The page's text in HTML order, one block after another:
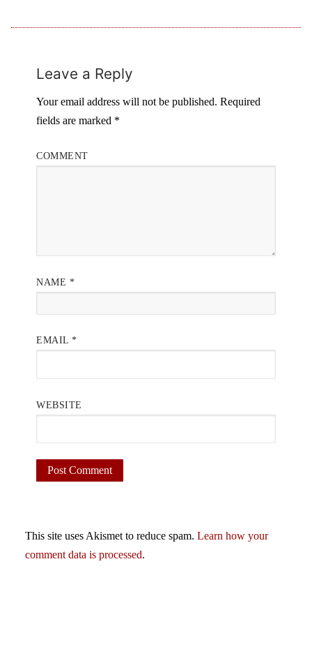
Leave a Reply
Your email address will not be published. Required
fields are marked *
COMMENT
NAME *
EMAIL *
WEBSITE
This site uses Akismet to reduce spam. Learn how your
comment data is processed.